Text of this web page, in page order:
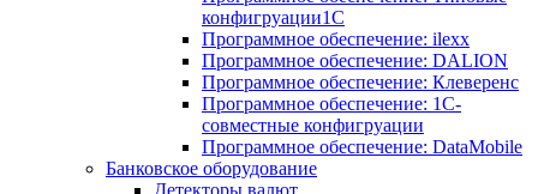
конфигруации1С
Программное обеспечение: ilexx
Программное обеспечение: DALION
Программное обеспечение: Клеверенс
Программное обеспечение: 1С-
совместные конфигруации
Программное обеспечение: DataMobile
Банковское оборудование
Детекторы валют